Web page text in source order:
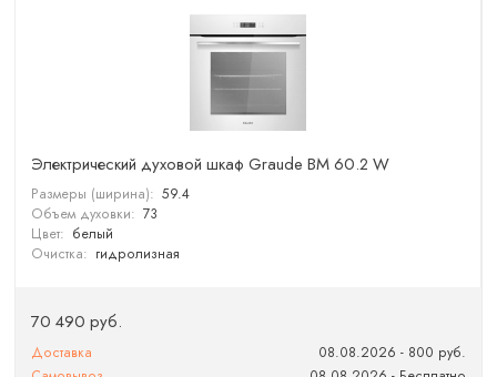
Электрический духовой шкаф Graude BM 60.2 W
Размеры (ширина): 59.4
Объем духовки: 73
Цвет: белый
Очистка: гидролизная
70 490 руб.
Доставка
08.08.2026 - 800 руб.